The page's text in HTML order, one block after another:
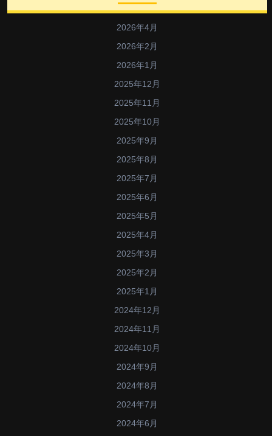
2026年4月
2026年2月
2026年1月
2025年12月
2025年11月
2025年10月
2025年9月
2025年8月
2025年7月
2025年6月
2025年5月
2025年4月
2025年3月
2025年2月
2025年1月
2024年12月
2024年11月
2024年10月
2024年9月
2024年8月
2024年7月
2024年6月